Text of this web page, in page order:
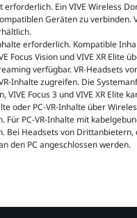
Ein VIVE Wireless
Geräten zu verbinden.
erforderlich. Kompatible
Focus Vision und VIVE XR Elite
verfügbar. VR-Headsets
Inhalte zugreifen. Die
VIVE Focus 3 und VIVE XR Elite
oder PC-VR-Inhalte über
Für PC-VR-Inhalte mit
Bei Headsets von
den PC angeschlossen werden.